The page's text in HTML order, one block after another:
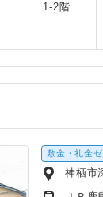
1-2階
敷金・礼金
神栖市